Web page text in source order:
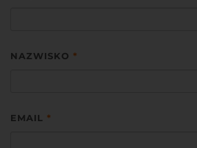
NAZWISKO *
EMAIL *